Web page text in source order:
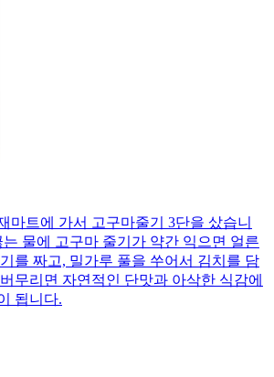
마트에 가서 고구마줄기 3단을 샀습니
물에 고구마 줄기가 약간 익으면 얼른
를 짜고, 밀가루 풀을 쑤어서 김치를 담
무리면 자연적인 단맛과 아삭한 식감에
됩니다.